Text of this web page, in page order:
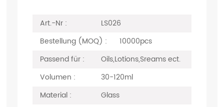
Art.-Nr :
LS026
Bestellung (MOQ) :
10000pcs
Passend für :
Oils,Lotions,Sreams ect.
Volumen :
30-120ml
Material :
Glass